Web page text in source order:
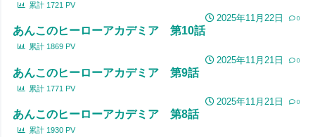
累計 1721 PV
2025年11月22日 0
あんこのヒーローアカデミア 第10話
累計 1869 PV
2025年11月21日 0
あんこのヒーローアカデミア 第9話
累計 1771 PV
2025年11月21日 0
あんこのヒーローアカデミア 第8話
累計 1930 PV